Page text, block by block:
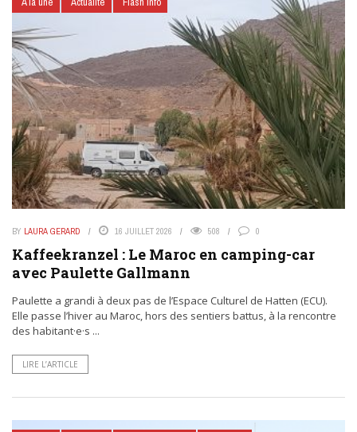
BY LAURA GERARD 16 JUILLET 2026 508 0
Kaffeekranzel : Le Maroc en camping-car
avec Paulette Gallmann
Paulette a grandi à deux pas de l’Espace Culturel de Hatten (ECU).
Elle passe l’hiver au Maroc, hors des sentiers battus, à la rencontre
des habitant·e·s ...
LIRE L’ARTICLE